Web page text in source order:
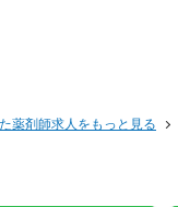
薬剤師求人をもっと見る